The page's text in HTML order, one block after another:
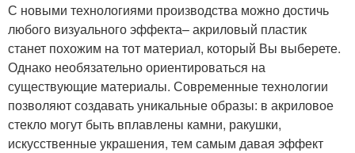
С новыми технологиями производства можно достичь
любого визуального эффекта– акриловый пластик
станет похожим на тот материал, который Вы выберете.
Однако необязательно ориентироваться на
существующие материалы. Современные технологии
позволяют создавать уникальные образы: в акриловое
стекло могут быть вплавлены камни, ракушки,
искусственные украшения, тем самым давая эффект